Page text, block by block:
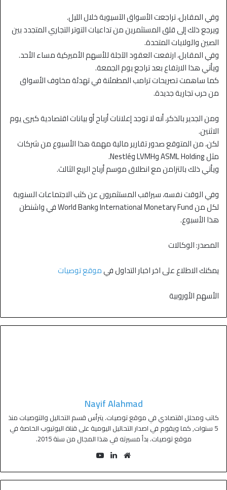
وفي المقابل، تراجعت الأسواق الآسيوية خلال الليل.
ويرجع ذلك إلى قلق المستثمرين من تداعيات التوتر التجاري المتجدد بين
الصين والولايات المتحدة.
وفي المقابل، ارتفعت العقود الآجلة للأسهم الأميركية مساء الأحد.
ويأتي هذا الارتفاع بعد تراجع يوم الجمعة.
كما ساهمت تصريحات ترامب المطمئنة في تهدئة مخاوف الأسواق
من حرب تجارية جديدة.
ومن الجدير بالذكر، أنه لا توجد إعلانات أرباح أو بيانات اقتصادية كبرى يوم
الاثنين.
لكن، من المتوقع صدور تقارير مالية مهمة هذا الأسبوع من شركات
مثل ASML Holding وLVMH وNestlé.
ويأتي ذلك بالتزامن مع انطلاق موسم أرباح الربع الثالث.
وفي الوقت نفسه، سيراقب المستثمرون عن كثب الاجتماعات السنوية
لكل من International Monetary Fund وWorld Bank في واشنطن
هذا الأسبوع.
المصدر: الوكالات
يمكنك الاطلاع على اخر اخبار التداول فيموقع توصيات
الأسهم الأوروبية
Nayif Alahmad
كاتب ومحلل اقتصادي في موقع توصيات. يترأس قسم التحاليل والتوصيات منذ
5 سنوات, كما ويقوم في اصدار التحاليل اليومية على قناة اليوتيوب الخاصة في
موقع توصيات. بدأ مسيرته في هذا المجال من سنة 2015.